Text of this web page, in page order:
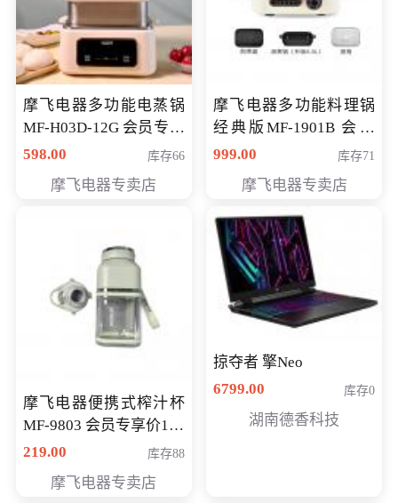
摩飞电器多功能电蒸锅
MF-H03D-12G 会员专享
价398元
598.00 库存66
摩飞电器专卖店
摩飞电器多功能料理锅
经典版MF-1901B 会员
专享价399元
999.00 库存71
摩飞电器专卖店
摩飞电器便携式榨汁杯
MF-9803 会员专享价138
元
219.00 库存88
摩飞电器专卖店
掠夺者 擎Neo
6799.00
库存0
湖南德香科技